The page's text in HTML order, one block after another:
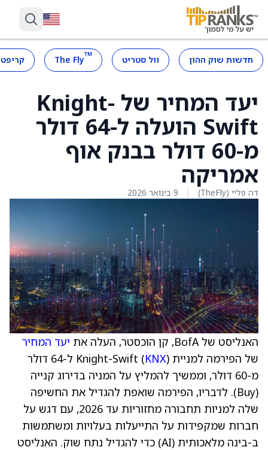
חדשות שוק ההון וול סטריט ™
The Fly
יעד המחיר של Knight-
Swift הועלה ל-64 דולר
מ-60 דולר בבנק אוף
אמריקה
דה פליי (TheFly) 9 בינואר 2026
האנליסט של BofA, קן הוכסטר, העלה את
יעד המחיר
של הפירמה למניית Knight-Swift ( KNX
) ל-64 דולר
מ-60 דולר, וממשיך להמליץ על המניה בדירוג קנייה
(Buy). לדבריו, הפירמה שואפת להגדיל את החשיפה
שלה למניות תחבורה מחזוריות עד 2026, עם דגש על
חברות שמקפידות על התייעלות בעלויות ומשתמשות
ב-בינה מלאכותית (AI) כדי להגדיל נתח שוק. האנליסט